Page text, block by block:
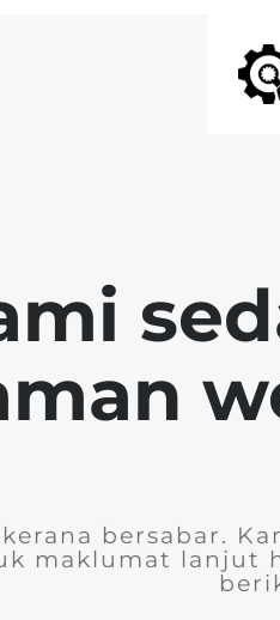
bersabar.
maklumat lanjut